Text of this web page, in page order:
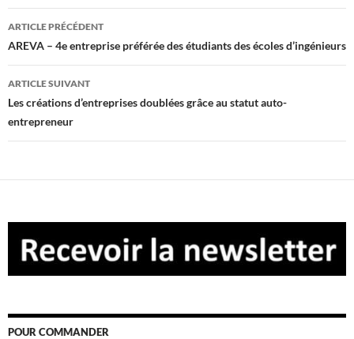
Navigation
des
articles
ARTICLE PRÉCÉDENT
AREVA – 4e entreprise préférée des étudiants des écoles d’ingénieurs
ARTICLE SUIVANT
Les créations d’entreprises doublées grâce au statut auto-
entrepreneur
POUR COMMANDER